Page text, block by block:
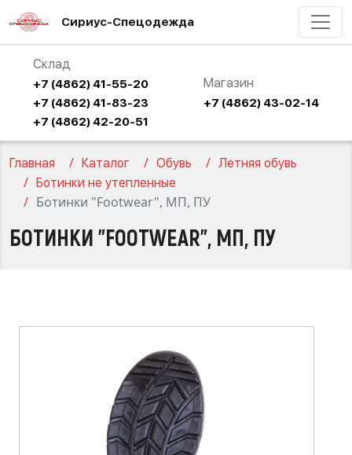
Сириус-Спецодежда
Склад
+7 (4862) 41-55-20
+7 (4862) 41-83-23
+7 (4862) 42-20-51
Магазин
+7 (4862) 43-02-14
Главная Каталог Обувь
Летняя обувь
Ботинки не утепленные
Ботинки "Footwear", МП, ПУ
БОТИНКИ "FOOTWEAR", МП, ПУ